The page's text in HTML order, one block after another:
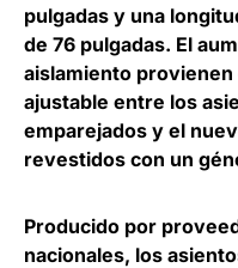
pulgadas y una
de 76 pulgadas. El
aislamiento
ajustable entre los
emparejados y el
revestidos con un
Producido por
nacionales, los